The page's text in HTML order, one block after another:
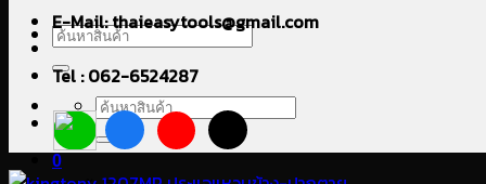
ค้นหา:
ค้นหา:
0
E-Mail: thaieasytools@gmail.com
Tel : 062-6524287